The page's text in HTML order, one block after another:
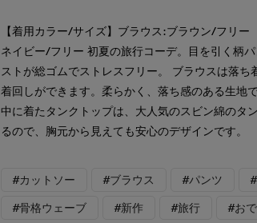
【着用カラー/サイズ】ブラウス:ブラウン/フリ
ネイビー/フリー 初夏の旅行コーデ。目を引く柄
ストが総ゴムでストレスフリー。 ブラウスは落ち
着回しができます。柔らかく、落ち感のある生地
中に着たタンクトップは、大人気のスビン綿のタ
るので、胸元から見えても安心のデザインです。
#カットソー #ブラウス #パンツ
#骨格ウェーブ #新作 #旅行 #お